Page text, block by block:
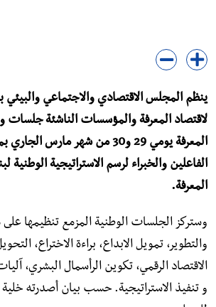
ينظم المجلس الاقتصادي والاجتماعي والبيئي
لاقتصاد المعرفة والمؤسسات الناشئة جلسات
المعرفة يومي 29 و30 من شهر مارس
الفاعلين والخبراء لرسم الاستراتيجية الوطنية
المعرفة.
وستركز الجلسات الوطنية المزمع تنظيمها
والتطوير، تمويل الابداع، براءة الاختراع،
الاقتصاد الرقمي، تكوين الرأسمال البشري،
و تنفيذ الاستراتيجية. حسب بيان أصدرته خلية